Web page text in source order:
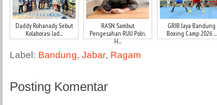
Daddy Rohanady Sebut
Kolaborasi Jad...
RASN Sambut
Pengesahan RUU Polri,
H...
GRIB Jaya Bandung
Boxing Camp 2026 ...
Label: Bandung, Jabar, Ragam
Posting Komentar